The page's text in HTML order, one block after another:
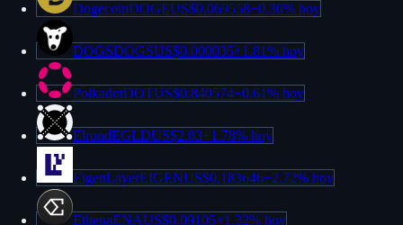
DogecoinDOGEUS$0.069558−0.30% hoy
DOGSDOGSUS$0.000035+1.81% hoy
PolkadotDOTUS$0.840574−0.61% hoy
ElrondEGLDUS$2.83+1.78% hoy
EigenLayerEIGENUS$0.183646−2.72% hoy
EthenaENAUS$0.09105+1.32% hoy